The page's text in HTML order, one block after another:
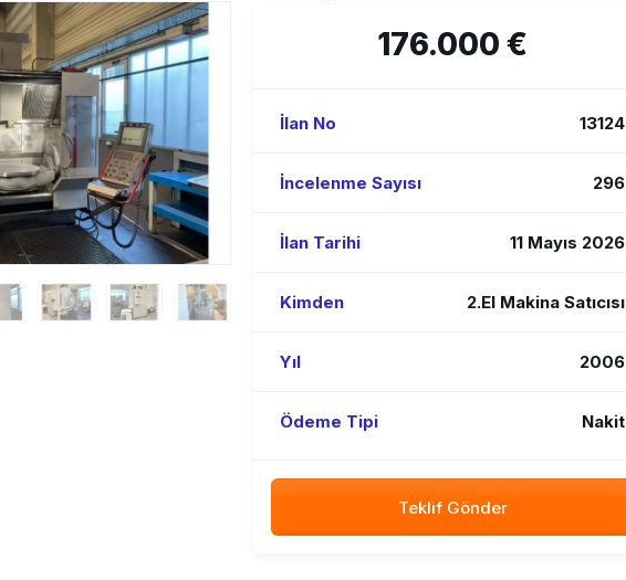
176.000 €
İlan No 13124
İncelenme Sayısı 296
İlan Tarihi 11 Mayıs 2026
Kimden 2.El Makina Satıcısı
Yıl 2006
Ödeme Tipi Nakit
Teklif Gönder